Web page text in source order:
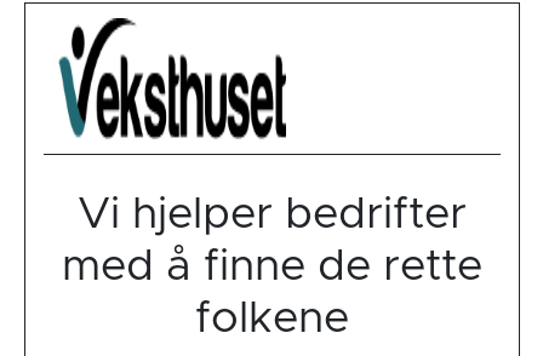
Vi hjelper bedrifter
med å finne de rette
folkene